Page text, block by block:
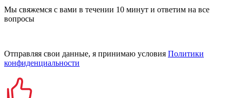
Мы свяжемся с вами в течении 10 минут и ответим на все
вопросы
Отправляя свои данные, я принимаю условия Политики
конфиденциальности